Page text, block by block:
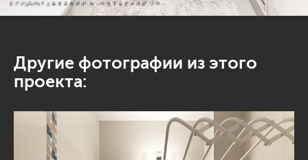
Другие фотографии из этого
проекта: